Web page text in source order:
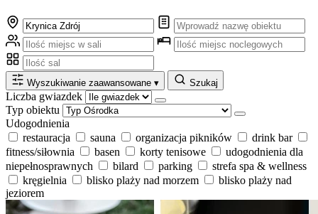
Wyszukiwanie zaawansowane ▾ Szukaj
Liczba gwiazdek
Typ obiektu
Udogodnienia
restauracja
sauna organizacja pikników
drink bar
fitness/siłownia
basen korty tenisowe
udogodnienia dla
niepełnosprawnych
bilard parking
strefa spa & wellness
kręgielnia
blisko plaży nad morzem
blisko plaży nad
jeziorem